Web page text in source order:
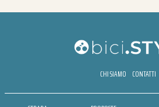
CHI SIAMO CONTATTI